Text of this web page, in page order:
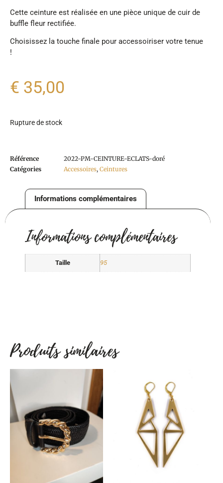
Cette ceinture est réalisée en une pièce unique de cuir de
buffle fleur rectifiée.
Choisissez la touche finale pour accessoiriser votre tenue
!
€ 35,00
Rupture de stock
Référence
2022-PM-CEINTURE-ECLATS-doré
Catégories
Accessoires, Ceintures
Informations complémentaires
Informations complémentaires
Taille 95
Produits similaires
Chères clientes,
Samedi 25/07 : 10h à 17h30
Vendredi 31/07 : 10h à 17h30
Samedi 01/08 : 10h à 17h30
Mercredi 05/08 : 10h à 17h30
Rue Joseph Scohy, 17 – 6222 Brye
Merci pour votre fidélité.
A bientôt.
Julie, gérante Hello les copines.